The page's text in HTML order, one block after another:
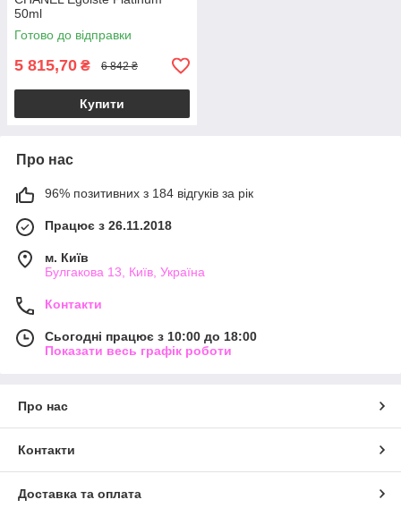
50ml
Готово до відправки
5 815,70 ₴ 6 842 ₴
Купити
Про нас
96% позитивних з 184 відгуків за рік
Працює з 26.11.2018
м. Київ
Булгакова 13, Київ, Україна
Контакти
Сьогодні працює з 10:00 до 18:00
Показати весь графік роботи
Про нас
Контакти
Доставка та оплата